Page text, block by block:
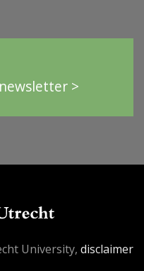
>
University, disclaimer